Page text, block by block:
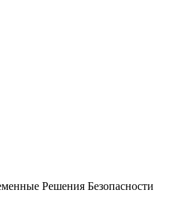
Решения Безопасности